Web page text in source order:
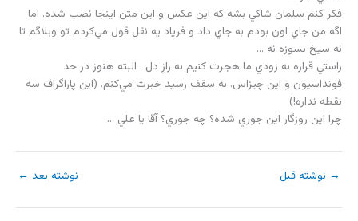
فکر کنم سلمان شاکي بشه که اين عکس و اين متن اينجا نصب شده. اما
اگه من جاي اون بودم به جاي داد و فرياد يه نقل قول مي‌کردم تو وبلاگم تا
نه سيخ بسوزه نه …
راستي قراره به زودي ما هجرت کنيم به رازِ دل . البته هنوز در حد
فونداسيون و اين چيزاس. به سقف رسيد خبرت مي‌کنم. (اين پاراگراف سه
نقطه نداره!)
چرا اين روزگار اين جوري شده؟ چه جوري؟ آقا يا علي …
→ نوشته قبل نوشته بعد ←